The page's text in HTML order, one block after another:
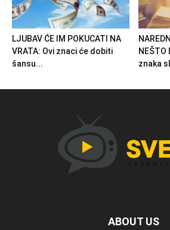
LJUBAV ĆE IM POKUCATI NA
VRATA: Ovi znaci će dobiti
šansu...
NEŠTO
znaka
ABOUT US